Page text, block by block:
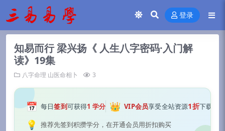
登录
知易而行 梁兴扬《 人生八字密码·入门解
读》19集
八字命理 山医命相卜 3
📅 每日签到可获得1 学分 👑 VIP会员享受全站资源1折下载
💡 推荐先签到积攒学分，在开通会员用折扣购买